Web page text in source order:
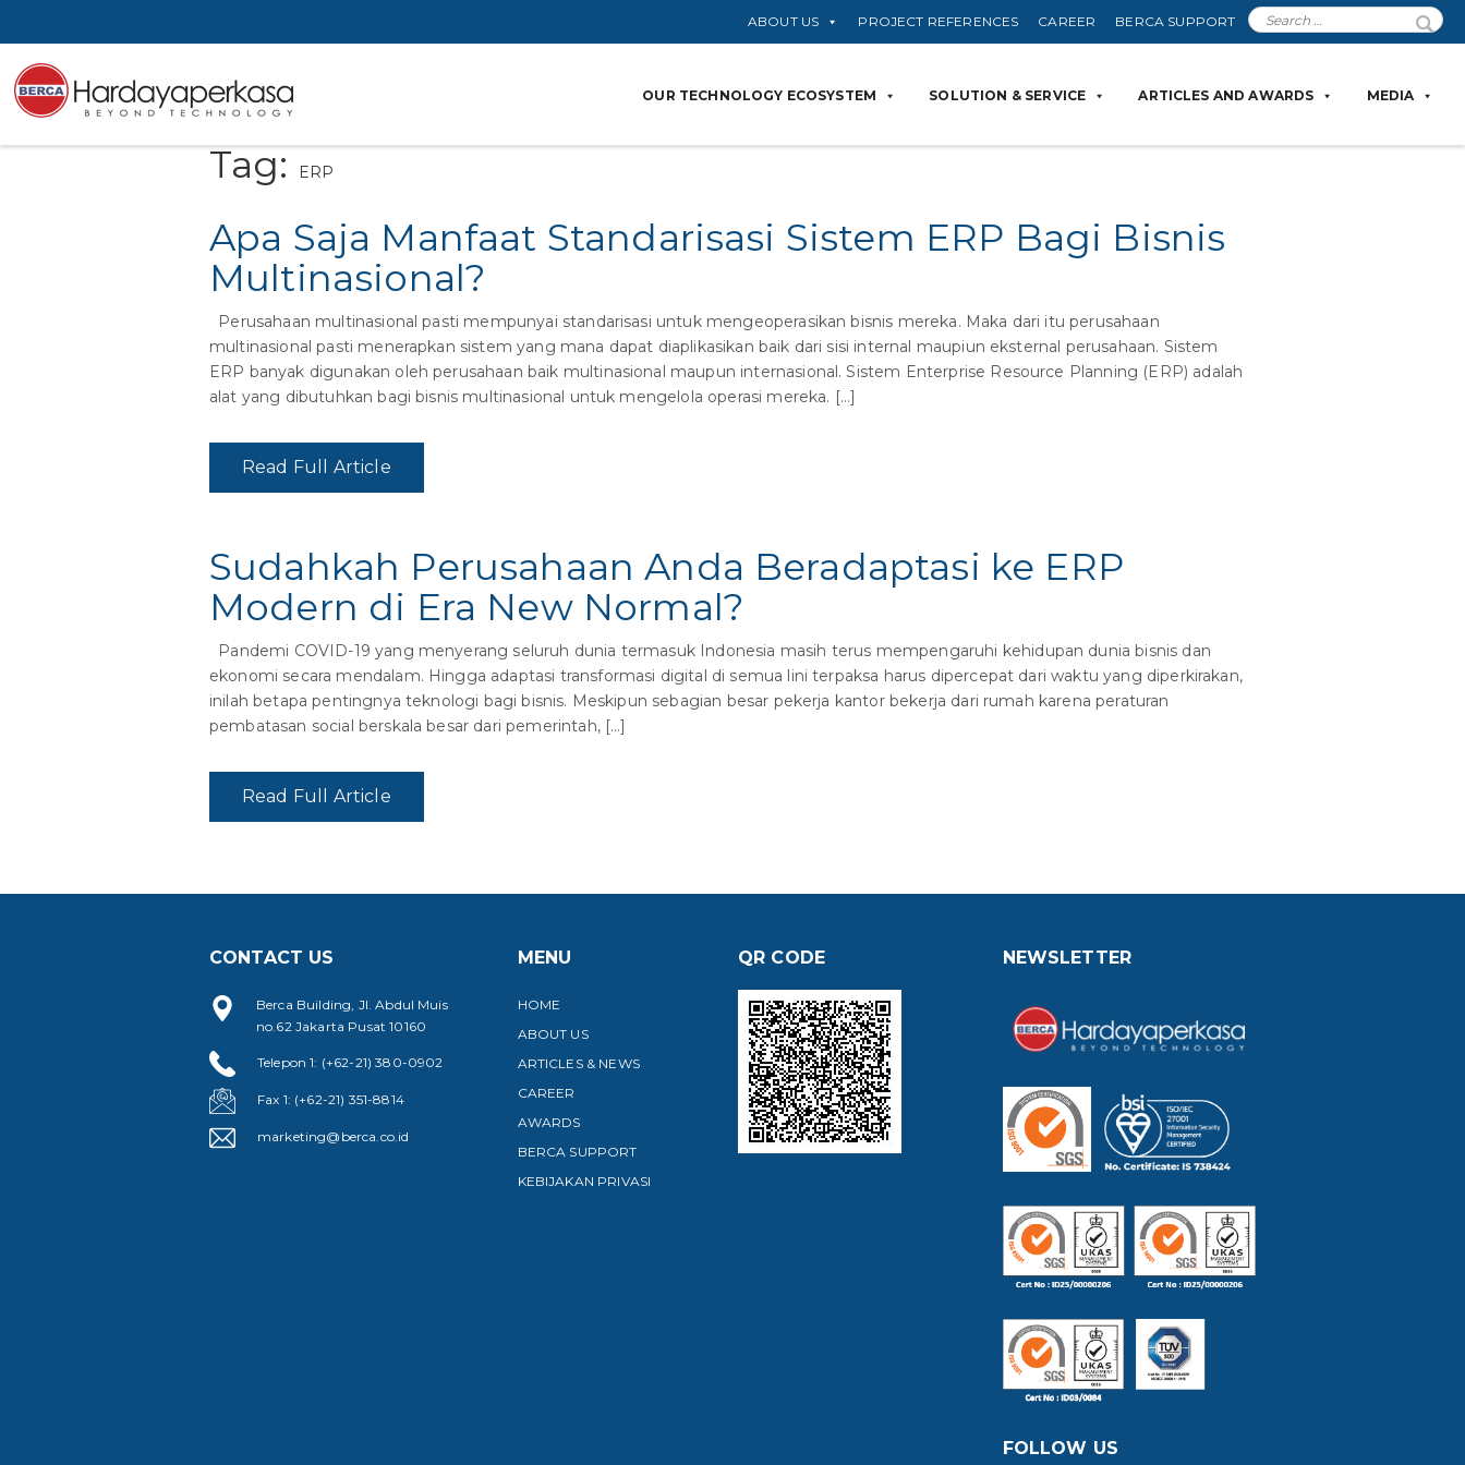
ABOUT US PROJECT REFERENCES CAREER BERCA SUPPORT
OUR TECHNOLOGY ECOSYSTEM SOLUTION & SERVICE ARTICLES AND AWARDS MEDIA
Tag: ERP
Apa Saja Manfaat Standarisasi Sistem ERP Bagi Bisnis
Multinasional?
Perusahaan multinasional pasti mempunyai standarisasi untuk mengeoperasikan bisnis mereka. Maka dari itu perusahaan
multinasional pasti menerapkan sistem yang mana dapat diaplikasikan baik dari sisi internal maupiun eksternal perusahaan. Sistem
ERP banyak digunakan oleh perusahaan baik multinasional maupun internasional. Sistem Enterprise Resource Planning (ERP) adalah
alat yang dibutuhkan bagi bisnis multinasional untuk mengelola operasi mereka. […]
Read Full Article
Sudahkah Perusahaan Anda Beradaptasi ke ERP
Modern di Era New Normal?
Pandemi COVID-19 yang menyerang seluruh dunia termasuk Indonesia masih terus mempengaruhi kehidupan dunia bisnis dan
ekonomi secara mendalam. Hingga adaptasi transformasi digital di semua lini terpaksa harus dipercepat dari waktu yang diperkirakan,
inilah betapa pentingnya teknologi bagi bisnis. Meskipun sebagian besar pekerja kantor bekerja dari rumah karena peraturan
pembatasan social berskala besar dari pemerintah, […]
Read Full Article
CONTACT US
Berca Building, Jl. Abdul Muis
no.62 Jakarta Pusat 10160
Telepon 1: (+62-21) 380-0902
Fax 1: (+62-21) 351-8814
marketing@berca.co.id
MENU
HOME
ABOUT US
ARTICLES & NEWS
CAREER
AWARDS
BERCA SUPPORT
KEBIJAKAN PRIVASI
QR CODE NEWSLETTER
FOLLOW US